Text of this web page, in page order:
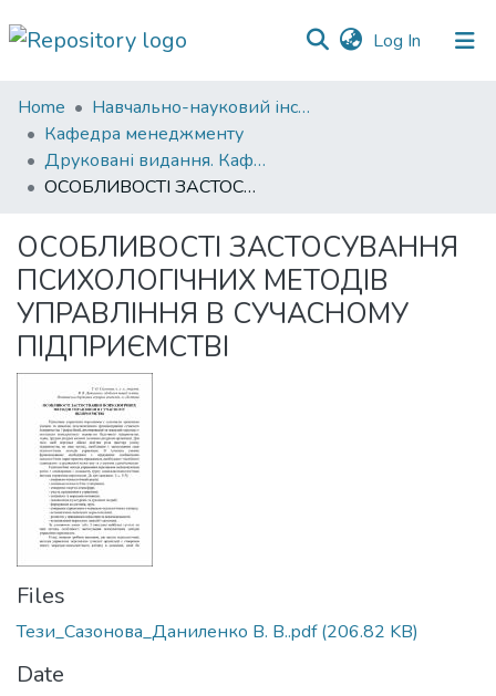
Log In (current)
Communities
&
Collections
All of DSpace
Statistics
Home
Навчально-науковий інститут економіки, управління, права та інформаційних технологій
Кафедра менеджменту
Друковані видання. Кафедра менеджменту ім. І.А. Маркіної
ОСОБЛИВОСТІ ЗАСТОСУВАННЯ ПСИХОЛОГІЧНИХ МЕТОДІВ УПРАВЛІННЯ В СУЧАСНОМУ ПІДПРИЄМСТВІ
ОСОБЛИВОСТІ ЗАСТОСУВАННЯ
ПСИХОЛОГІЧНИХ МЕТОДІВ
УПРАВЛІННЯ В СУЧАСНОМУ
ПІДПРИЄМСТВІ
Files
Тези_Сазонова_Даниленко В. В..pdf(206.82 KB)
Date